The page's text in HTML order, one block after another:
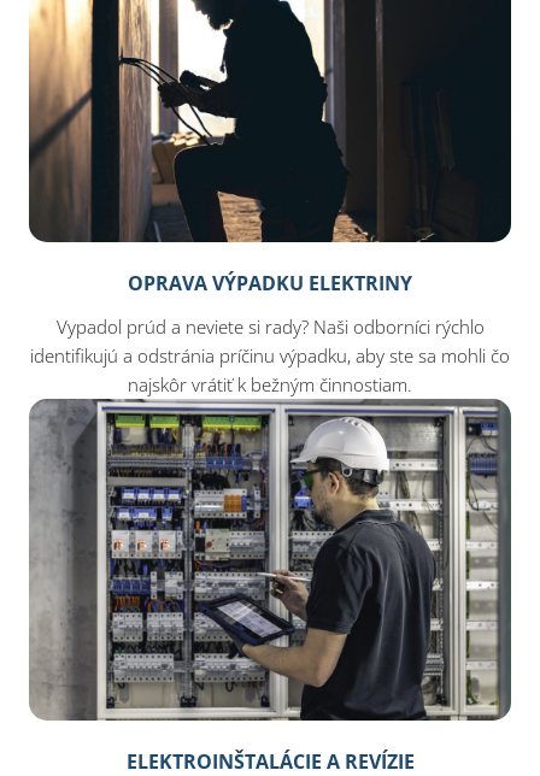
OPRAVA VÝPADKU ELEKTRINY
Vypadol prúd a neviete si rady? Naši odborníci rýchlo
identifikujú a odstránia príčinu výpadku, aby ste sa mohli čo
najskôr vrátiť k bežným činnostiam.
ELEKTROINŠTALÁCIE A REVÍZIE